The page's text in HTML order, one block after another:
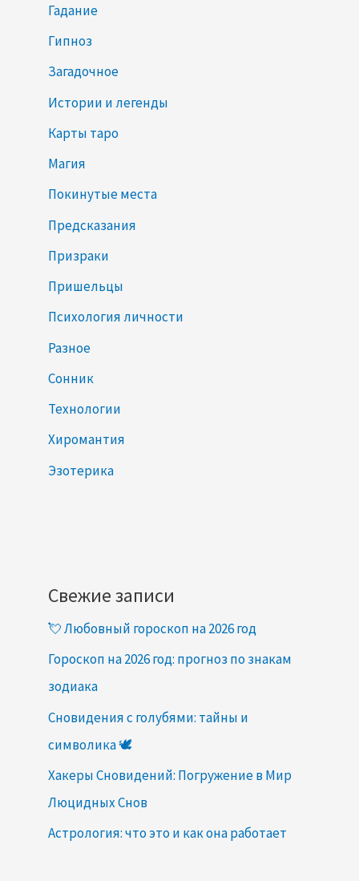
Гадание
Гипноз
Загадочное
Истории и легенды
Карты таро
Магия
Покинутые места
Предсказания
Призраки
Пришельцы
Психология личности
Разное
Сонник
Технологии
Хиромантия
Эзотерика
Свежие записи
💘 Любовный гороскоп на 2026 год
Гороскоп на 2026 год: прогноз по знакам
зодиака
Сновидения с голубями: тайны и
символика 🕊️
Хакеры Сновидений: Погружение в Мир
Люцидных Снов
Астрология: что это и как она работает